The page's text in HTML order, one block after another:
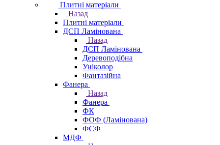
Плитні матеріали
Назад
Плитні матеріали
ДСП Ламінована
Назад
ДСП Ламінована
Деревоподібна
Уніколор
Фантазійна
Фанера
Назад
Фанера
ФК
ФОФ (Ламінована)
ФСФ
МДФ